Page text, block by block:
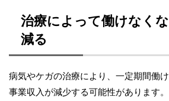
治療によって働けなく
減る
病気やケガの治療により、一定期間働
事業収入が減少する可能性があります